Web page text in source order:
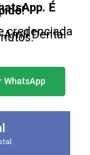
É
credenciada
Dental
WhatsApp